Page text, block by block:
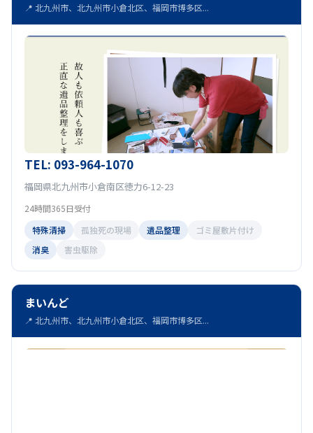
📍 北九州市、北九州市小倉北区、福岡市博多区...
TEL: 093-964-1070
福岡県北九州市小倉南区徳力6-12-23
24時間365日受付
特殊清掃
孤独死の現場 遺品整理
ゴミ屋敷片付け
消臭
害虫駆除
まいんど
📍 北九州市、北九州市小倉北区、福岡市博多区...